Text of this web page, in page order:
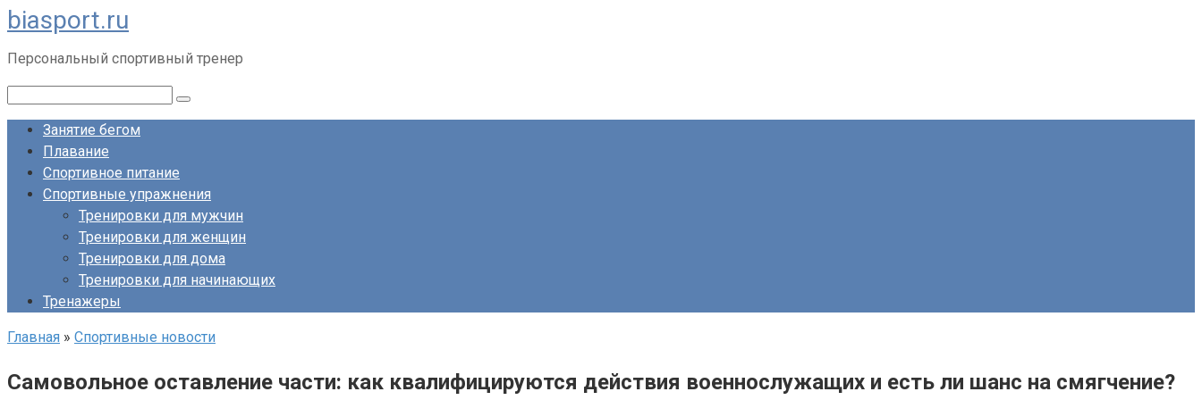
Перейти
к
контенту
biasport.ru
Персональный спортивный тренер
Занятие бегом
Плавание
Спортивное питание
Спортивные упражнения
Тренировки для мужчин
Тренировки для женщин
Тренировки для дома
Тренировки для начинающих
Тренажеры
Главная » Спортивные новости
Самовольное оставление части: как квалифицируются действия военнослужащих и есть ли шанс на смягчение?